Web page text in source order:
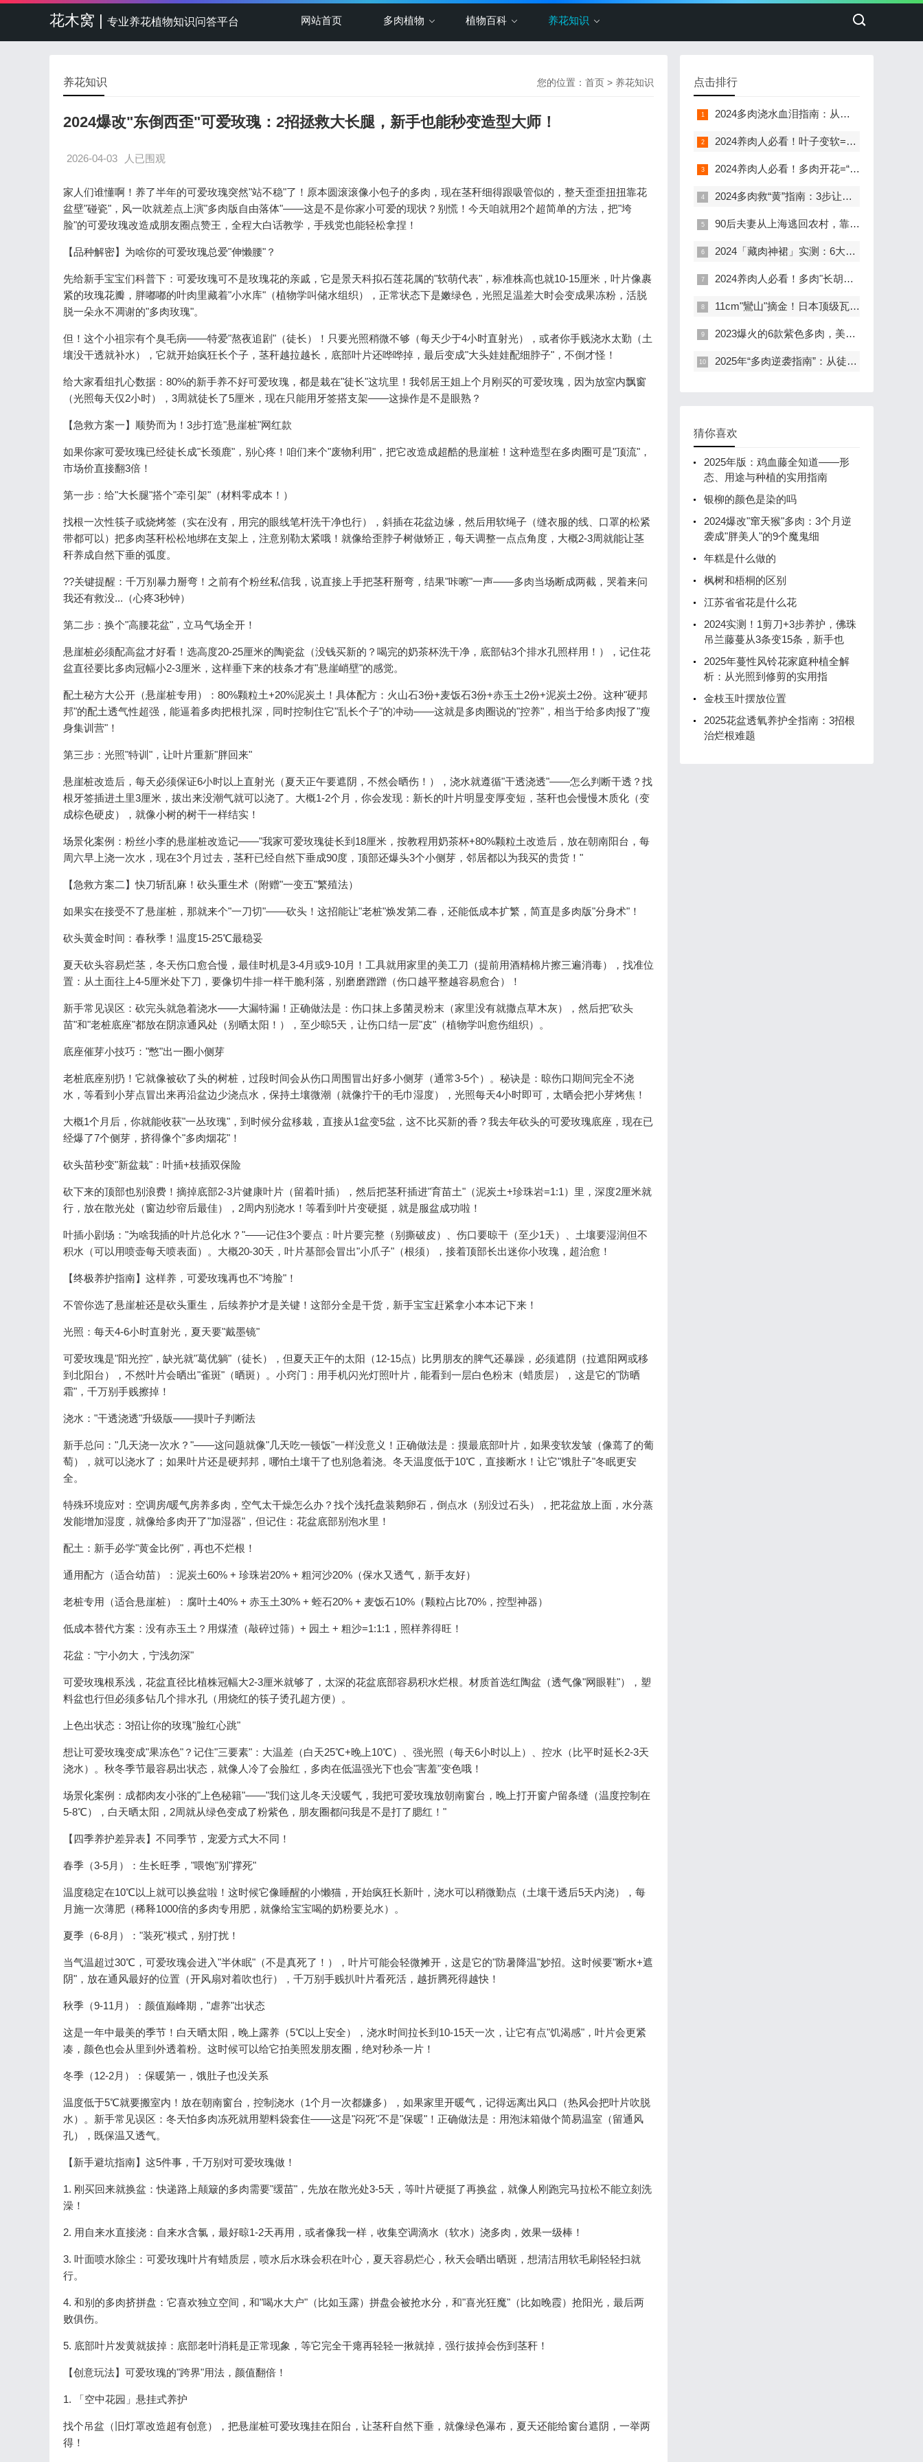
花木窝 | 专业养花植物知识问答平台 网站首页 多肉植物 植物百科 养花知识
您的位置： 首页 > 养花知识
养花知识
2024爆改"东倒西歪"可爱玫瑰：2招拯救大长腿，新手也能秒变造型大师！
2026-04-03 人已围观
家人们谁懂啊！养了半年的可爱玫瑰突然"站不稳"了！原本圆滚滚像小包子的多肉，现在茎秆细得跟吸管似的，整天歪歪扭扭靠花
盆壁"碰瓷"，风一吹就差点上演"多肉版自由落体"——这是不是你家小可爱的现状？别慌！今天咱就用2个超简单的方法，把"垮
脸"的可爱玫瑰改造成朋友圈点赞王，全程大白话教学，手残党也能轻松拿捏！
【品种解密】为啥你的可爱玫瑰总爱"伸懒腰"？
先给新手宝宝们科普下：可爱玫瑰可不是玫瑰花的亲戚，它是景天科拟石莲花属的"软萌代表"，标准株高也就10-15厘米，叶片像裹
紧的玫瑰花瓣，胖嘟嘟的叶肉里藏着"小水库"（植物学叫储水组织），正常状态下是嫩绿色，光照足温差大时会变成果冻粉，活脱
脱一朵永不凋谢的"多肉玫瑰"。
但！这个小祖宗有个臭毛病——特爱"熬夜追剧"（徒长）！只要光照稍微不够（每天少于4小时直射光），或者你手贱浇水太勤（土
壤没干透就补水），它就开始疯狂长个子，茎秆越拉越长，底部叶片还哗哗掉，最后变成"大头娃娃配细脖子"，不倒才怪！
给大家看组扎心数据：80%的新手养不好可爱玫瑰，都是栽在"徒长"这坑里！我邻居王姐上个月刚买的可爱玫瑰，因为放室内飘窗
（光照每天仅2小时），3周就徒长了5厘米，现在只能用牙签搭支架——这操作是不是眼熟？
【急救方案一】顺势而为！3步打造"悬崖桩"网红款
如果你家可爱玫瑰已经徒长成"长颈鹿"，别心疼！咱们来个"废物利用"，把它改造成超酷的悬崖桩！这种造型在多肉圈可是"顶流"，
市场价直接翻3倍！
第一步：给"大长腿"搭个"牵引架"（材料零成本！）
找根一次性筷子或烧烤签（实在没有，用完的眼线笔杆洗干净也行），斜插在花盆边缘，然后用软绳子（缝衣服的线、口罩的松紧
带都可以）把多肉茎秆松松地绑在支架上，注意别勒太紧哦！就像给歪脖子树做矫正，每天调整一点点角度，大概2-3周就能让茎
秆养成自然下垂的弧度。
??关键提醒：千万别暴力掰弯！之前有个粉丝私信我，说直接上手把茎秆掰弯，结果"咔嚓"一声——多肉当场断成两截，哭着来问
我还有救没...（心疼3秒钟）
第二步：换个"高腰花盆"，立马气场全开！
悬崖桩必须配高盆才好看！选高度20-25厘米的陶瓷盆（没钱买新的？喝完的奶茶杯洗干净，底部钻3个排水孔照样用！），记住花
盆直径要比多肉冠幅小2-3厘米，这样垂下来的枝条才有"悬崖峭壁"的感觉。
配土秘方大公开（悬崖桩专用）：80%颗粒土+20%泥炭土！具体配方：火山石3份+麦饭石3份+赤玉土2份+泥炭土2份。这种"硬邦
邦"的配土透气性超强，能逼着多肉把根扎深，同时控制住它"乱长个子"的冲动——这就是多肉圈说的"控养"，相当于给多肉报了"瘦
身集训营"！
第三步：光照"特训"，让叶片重新"胖回来"
悬崖桩改造后，每天必须保证6小时以上直射光（夏天正午要遮阴，不然会晒伤！），浇水就遵循"干透浇透"——怎么判断干透？找
根牙签插进土里3厘米，拔出来没潮气就可以浇了。大概1-2个月，你会发现：新长的叶片明显变厚变短，茎秆也会慢慢木质化（变
成棕色硬皮），就像小树的树干一样结实！
场景化案例：粉丝小李的悬崖桩改造记——"我家可爱玫瑰徒长到18厘米，按教程用奶茶杯+80%颗粒土改造后，放在朝南阳台，每
周六早上浇一次水，现在3个月过去，茎秆已经自然下垂成90度，顶部还爆头3个小侧芽，邻居都以为我买的贵货！"
【急救方案二】快刀斩乱麻！砍头重生术（附赠"一变五"繁殖法）
如果实在接受不了悬崖桩，那就来个"一刀切"——砍头！这招能让"老桩"焕发第二春，还能低成本扩繁，简直是多肉版"分身术"！
砍头黄金时间：春秋季！温度15-25℃最稳妥
夏天砍头容易烂茎，冬天伤口愈合慢，最佳时机是3-4月或9-10月！工具就用家里的美工刀（提前用酒精棉片擦三遍消毒），找准位
置：从土面往上4-5厘米处下刀，要像切牛排一样干脆利落，别磨磨蹭蹭（伤口越平整越容易愈合）！
新手常见误区：砍完头就急着浇水——大漏特漏！正确做法是：伤口抹上多菌灵粉末（家里没有就撒点草木灰），然后把"砍头
苗"和"老桩底座"都放在阴凉通风处（别晒太阳！），至少晾5天，让伤口结一层"皮"（植物学叫愈伤组织）。
底座催芽小技巧："憋"出一圈小侧芽
老桩底座别扔！它就像被砍了头的树桩，过段时间会从伤口周围冒出好多小侧芽（通常3-5个）。秘诀是：晾伤口期间完全不浇
水，等看到小芽点冒出来再沿盆边少浇点水，保持土壤微潮（就像拧干的毛巾湿度），光照每天4小时即可，太晒会把小芽烤焦！
大概1个月后，你就能收获"一丛玫瑰"，到时候分盆移栽，直接从1盆变5盆，这不比买新的香？我去年砍头的可爱玫瑰底座，现在已
经爆了7个侧芽，挤得像个"多肉烟花"！
砍头苗秒变"新盆栽"：叶插+枝插双保险
砍下来的顶部也别浪费！摘掉底部2-3片健康叶片（留着叶插），然后把茎秆插进"育苗土"（泥炭土+珍珠岩=1:1）里，深度2厘米就
行，放在散光处（窗边纱帘后最佳），2周内别浇水！等看到叶片变硬挺，就是服盆成功啦！
叶插小剧场："为啥我插的叶片总化水？"——记住3个要点：叶片要完整（别撕破皮）、伤口要晾干（至少1天）、土壤要湿润但不
积水（可以用喷壶每天喷表面）。大概20-30天，叶片基部会冒出"小爪子"（根须），接着顶部长出迷你小玫瑰，超治愈！
【终极养护指南】这样养，可爱玫瑰再也不"垮脸"！
不管你选了悬崖桩还是砍头重生，后续养护才是关键！这部分全是干货，新手宝宝赶紧拿小本本记下来！
光照：每天4-6小时直射光，夏天要"戴墨镜"
可爱玫瑰是"阳光控"，缺光就"葛优躺"（徒长），但夏天正午的太阳（12-15点）比男朋友的脾气还暴躁，必须遮阴（拉遮阳网或移
到北阳台），不然叶片会晒出"雀斑"（晒斑）。小窍门：用手机闪光灯照叶片，能看到一层白色粉末（蜡质层），这是它的"防晒
霜"，千万别手贱擦掉！
浇水："干透浇透"升级版——摸叶子判断法
新手总问："几天浇一次水？"——这问题就像"几天吃一顿饭"一样没意义！正确做法是：摸最底部叶片，如果变软发皱（像蔫了的葡
萄），就可以浇水了；如果叶片还是硬邦邦，哪怕土壤干了也别急着浇。冬天温度低于10℃，直接断水！让它"饿肚子"冬眠更安
全。
特殊环境应对：空调房/暖气房养多肉，空气太干燥怎么办？找个浅托盘装鹅卵石，倒点水（别没过石头），把花盆放上面，水分蒸
发能增加湿度，就像给多肉开了"加湿器"，但记住：花盆底部别泡水里！
配土：新手必学"黄金比例"，再也不烂根！
通用配方（适合幼苗）：泥炭土60% + 珍珠岩20% + 粗河沙20%（保水又透气，新手友好）
老桩专用（适合悬崖桩）：腐叶土40% + 赤玉土30% + 蛭石20% + 麦饭石10%（颗粒占比70%，控型神器）
低成本替代方案：没有赤玉土？用煤渣（敲碎过筛）+ 园土 + 粗沙=1:1:1，照样养得旺！
花盆："宁小勿大，宁浅勿深"
可爱玫瑰根系浅，花盆直径比植株冠幅大2-3厘米就够了，太深的花盆底部容易积水烂根。材质首选红陶盆（透气像"网眼鞋"），塑
料盆也行但必须多钻几个排水孔（用烧红的筷子烫孔超方便）。
上色出状态：3招让你的玫瑰"脸红心跳"
想让可爱玫瑰变成"果冻色"？记住"三要素"：大温差（白天25℃+晚上10℃）、强光照（每天6小时以上）、控水（比平时延长2-3天
浇水）。秋冬季节最容易出状态，就像人冷了会脸红，多肉在低温强光下也会"害羞"变色哦！
场景化案例：成都肉友小张的"上色秘籍"——"我们这儿冬天没暖气，我把可爱玫瑰放朝南窗台，晚上打开窗户留条缝（温度控制在
5-8℃），白天晒太阳，2周就从绿色变成了粉紫色，朋友圈都问我是不是打了腮红！"
【四季养护差异表】不同季节，宠爱方式大不同！
春季（3-5月）：生长旺季，"喂饱"别"撑死"
温度稳定在10℃以上就可以换盆啦！这时候它像睡醒的小懒猫，开始疯狂长新叶，浇水可以稍微勤点（土壤干透后5天内浇），每
月施一次薄肥（稀释1000倍的多肉专用肥，就像给宝宝喝的奶粉要兑水）。
夏季（6-8月）："装死"模式，别打扰！
当气温超过30℃，可爱玫瑰会进入"半休眠"（不是真死了！），叶片可能会轻微摊开，这是它的"防暑降温"妙招。这时候要"断水+遮
阴"，放在通风最好的位置（开风扇对着吹也行），千万别手贱扒叶片看死活，越折腾死得越快！
秋季（9-11月）：颜值巅峰期，"虐养"出状态
这是一年中最美的季节！白天晒太阳，晚上露养（5℃以上安全），浇水时间拉长到10-15天一次，让它有点"饥渴感"，叶片会更紧
凑，颜色也会从里到外透着粉。这时候可以给它拍美照发朋友圈，绝对秒杀一片！
冬季（12-2月）：保暖第一，饿肚子也没关系
温度低于5℃就要搬室内！放在朝南窗台，控制浇水（1个月一次都嫌多），如果家里开暖气，记得远离出风口（热风会把叶片吹脱
水）。新手常见误区：冬天怕多肉冻死就用塑料袋套住——这是"闷死"不是"保暖"！正确做法是：用泡沫箱做个简易温室（留通风
孔），既保温又透气。
【新手避坑指南】这5件事，千万别对可爱玫瑰做！
1. 刚买回来就换盆：快递路上颠簸的多肉需要"缓苗"，先放在散光处3-5天，等叶片硬挺了再换盆，就像人刚跑完马拉松不能立刻洗
澡！
2. 用自来水直接浇：自来水含氯，最好晾1-2天再用，或者像我一样，收集空调滴水（软水）浇多肉，效果一级棒！
3. 叶面喷水除尘：可爱玫瑰叶片有蜡质层，喷水后水珠会积在叶心，夏天容易烂心，秋天会晒出晒斑，想清洁用软毛刷轻轻扫就
行。
4. 和别的多肉挤拼盘：它喜欢独立空间，和"喝水大户"（比如玉露）拼盘会被抢水分，和"喜光狂魔"（比如晚霞）抢阳光，最后两
败俱伤。
5. 底部叶片发黄就拔掉：底部老叶消耗是正常现象，等它完全干瘪再轻轻一揪就掉，强行拔掉会伤到茎秆！
【创意玩法】可爱玫瑰的"跨界"用法，颜值翻倍！
1. 「空中花园」悬挂式养护
找个吊盆（旧灯罩改造超有创意），把悬崖桩可爱玫瑰挂在阳台，让茎秆自然下垂，就像绿色瀑布，夏天还能给窗台遮阴，一举两
得！
点击排行
2024多肉浇水血泪指南：从烂根到爆盆的365天生存手册
2024养肉人必看！叶子变软=多肉"求救信号"？6大原因+急救方案让你的肉肉秒回血
2024养肉人必看！多肉开花=“死刑通知单”？3招让你的肉肉死里逃生！
2024多肉救“黄”指南：3步让瘪叶子喝饱水，变身阳台彩虹小胖子！
90后夫妻从上海逃回农村，靠1600㎡大棚年入50万：多肉植物的"逆袭致富经"
2024「藏肉神裙」实测：6大数据告诉你，130斤穿对裙子比100斤还显瘦！
2024养肉人必看！多肉"长胡须"是求救信号？5个真相让你秒变养护大神
11cm"鸞山"摘金！日本顶级瓦苇大赏背后的多肉养成秘籍
2023爆火的6款紫色多肉，美到犯规！新手养出"紫气东来"全攻略
2025年“多肉逆袭指南”：从徒长丑货到色彩炸弹的90天蜕变计划
猜你喜欢
2025年版：鸡血藤全知道——形
态、用途与种植的实用指南
银柳的颜色是染的吗
2024爆改"窜天猴"多肉：3个月逆
袭成"胖美人"的9个魔鬼细
年糕是什么做的
枫树和梧桐的区别
江苏省省花是什么花
2024实测！1剪刀+3步养护，佛珠
吊兰藤蔓从3条变15条，新手也
2025年蔓性风铃花家庭种植全解
析：从光照到修剪的实用指
金枝玉叶摆放位置
2025花盆透氧养护全指南：3招根
治烂根难题